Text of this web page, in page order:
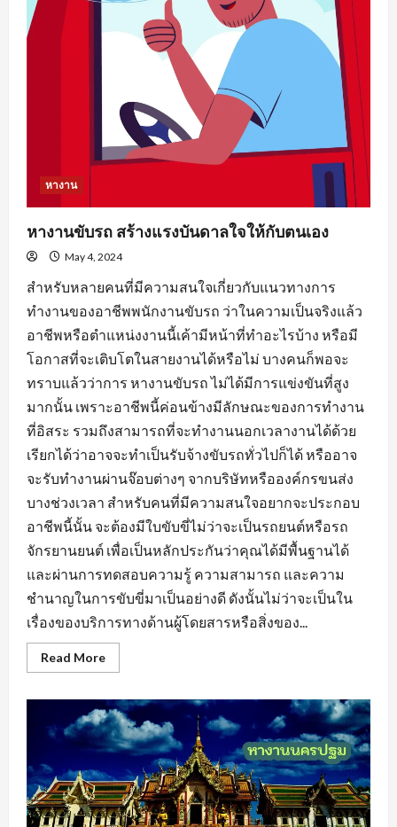
หางาน
หางานขับรถ สร้างแรงบันดาลใจให้กับตนเอง
May 4, 2024
สำหรับหลายคนที่มีความสนใจเกี่ยวกับแนวทางการ
ทำงานของอาชีพพนักงานขับรถ ว่าในความเป็นจริงแล้ว
อาชีพหรือตำแหน่งงานนี้เค้ามีหน้าที่ทำอะไรบ้าง หรือมี
โอกาสที่จะเติบโตในสายงานได้หรือไม่ บางคนก็พอจะ
ทราบแล้วว่าการ หางานขับรถ ไม่ได้มีการแข่งขันที่สูง
มากนั้น เพราะอาชีพนี้ค่อนข้างมีลักษณะของการทำงาน
ที่อิสระ รวมถึงสามารถที่จะทำงานนอกเวลางานได้ด้วย
เรียกได้ว่าอาจจะทำเป็นรับจ้างขับรถทั่วไปก็ได้ หรืออาจ
จะรับทำงานผ่านจ๊อบต่างๆ จากบริษัทหรือองค์กรขนส่ง
บางช่วงเวลา สำหรับคนที่มีความสนใจอยากจะประกอบ
อาชีพนี้นั้น จะต้องมีใบขับขี่ไม่ว่าจะเป็นรถยนต์หรือรถ
จักรยานยนต์ เพื่อเป็นหลักประกันว่าคุณได้มีพื้นฐานได้
และผ่านการทดสอบความรู้ ความสามารถ และความ
ชำนาญในการขับขี่มาเป็นอย่างดี ดังนั้นไม่ว่าจะเป็นใน
เรื่องของบริการทางด้านผู้โดยสารหรือสิ่งของ...
Read MoreRead
more
งาน
ขับ
รถ
สร้าง
แรง
บันดาล
ใจ
ให้
กับ
ตนเอง